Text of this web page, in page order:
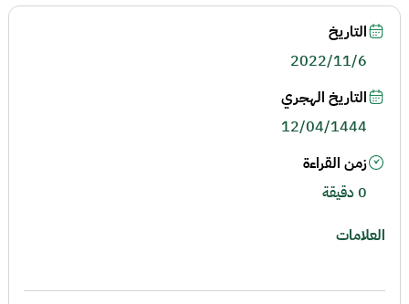
التاريخ
2022/11/6
التاريخ الهجري
12/04/1444
زمن القراءة
0 دقيقة
العلامات